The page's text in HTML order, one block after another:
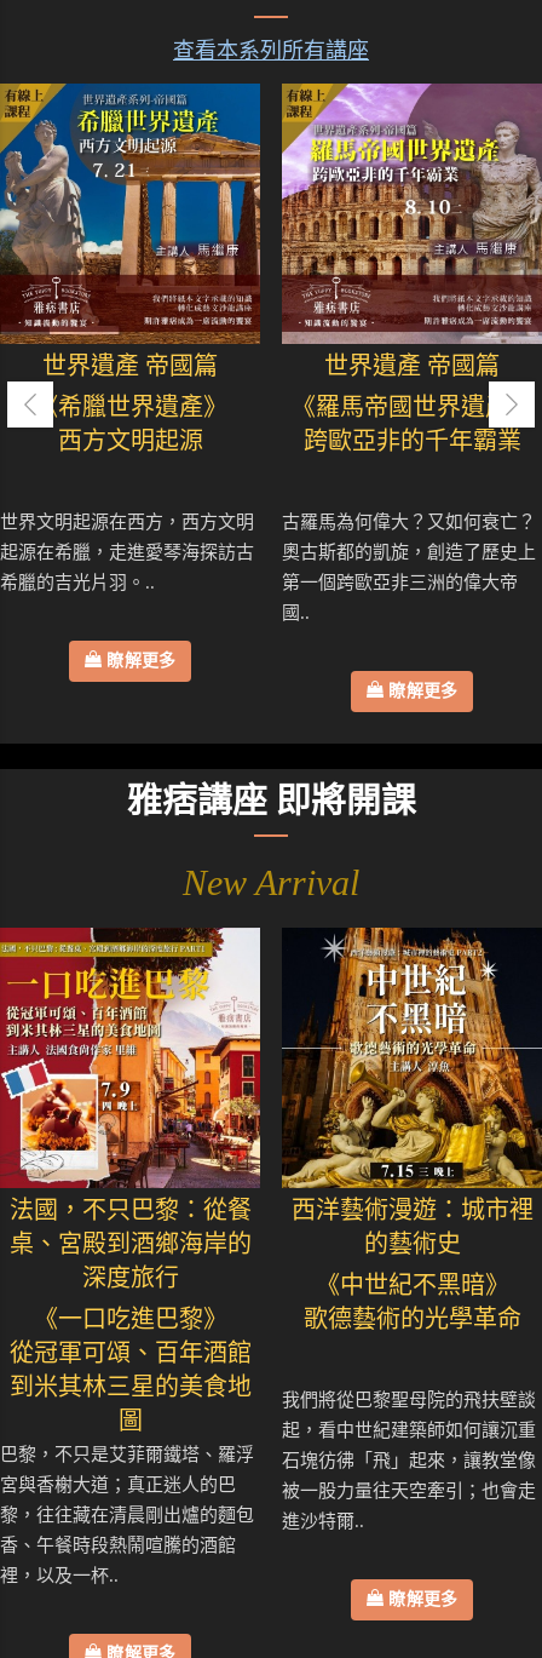
查看本系列所有講座
世界遺產 帝國篇
《希臘世界遺產》
西方文明起源
世界文明起源在西方，西方文明
起源在希臘，走進愛琴海探訪古
希臘的吉光片羽。..
瞭解更多
世界遺產 帝國篇
《羅馬帝國世界遺產》
跨歐亞非的千年霸業
古羅馬為何偉大？又如何衰亡？
奧古斯都的凱旋，創造了歷史上
第一個跨歐亞非三洲的偉大帝
國..
瞭解更多
雅痞講座 即將開課
New Arrival
法國，不只巴黎：從餐
桌、宮殿到酒鄉海岸的
深度旅行
《一口吃進巴黎》
從冠軍可頌、百年酒館
到米其林三星的美食地
圖
巴黎，不只是艾菲爾鐵塔、羅浮
宮與香榭大道；真正迷人的巴
黎，往往藏在清晨剛出爐的麵包
香、午餐時段熱鬧喧騰的酒館
裡，以及一杯..
瞭解更多
西洋藝術漫遊：城市裡
的藝術史
《中世紀不黑暗》
歌德藝術的光學革命
我們將從巴黎聖母院的飛扶壁談
起，看中世紀建築師如何讓沉重
石塊彷彿「飛」起來，讓教堂像
被一股力量往天空牽引；也會走
進沙特爾..
瞭解更多